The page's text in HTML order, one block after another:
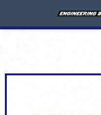
contenido